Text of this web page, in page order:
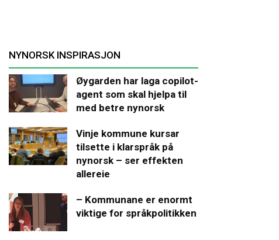
NYNORSK INSPIRASJON
Øygarden har laga copilot-
agent som skal hjelpa til
med betre nynorsk
Vinje kommune kursar
tilsette i klarspråk på
nynorsk – ser effekten
allereie
– Kommunane er enormt
viktige for språkpolitikken